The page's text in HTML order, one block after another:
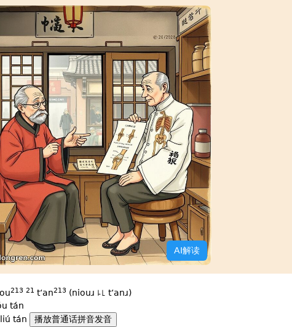
AI解读
213 21 tʻan213 (niouɹ ꜕꜖ tʻanɹ)
tán
liú tán
播放普通话拼音发音